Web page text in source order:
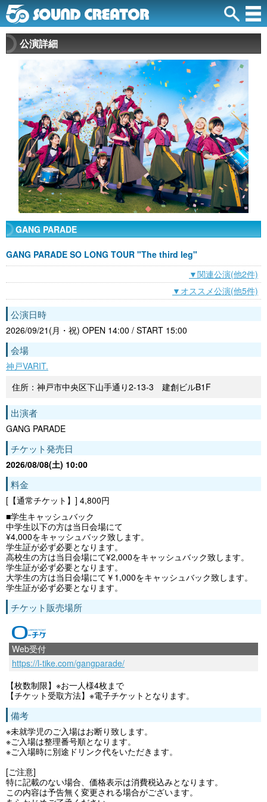
公演詳細
GANG PARADE
GANG PARADE SO LONG TOUR "The third leg"
▼関連公演(他2件)
▼オススメ公演(他5件)
公演日時
2026/09/21(月・祝) OPEN 14:00 / START 15:00
会場
神戸VARIT.
住所：神戸市中央区下山手通り2-13-3 建創ビルB1F
出演者
GANG PARADE
チケット発売日
2026/08/08(土) 10:00
料金
[【通常チケット】] 4,800円
■学生キャッシュバック
中学生以下の方は当日会場にて
¥4,000をキャッシュバック致します。
学生証が必ず必要となります。
高校生の方は当日会場にて¥2,000をキャッシュバック致します。
学生証が必ず必要となります。
大学生の方は当日会場にて￥1,000をキャッシュバック致します。
学生証が必ず必要となります。
チケット販売場所
Web受付
https://l-tike.com/gangparade/
【枚数制限】※お一人様4枚まで
【チケット受取方法】※電子チケットとなります。
備考
※未就学児のご入場はお断り致します。
※ご入場は整理番号順となります。
※ご入場時に別途ドリンク代をいただきます。
[ご注意]
特に記載のない場合、価格表示は消費税込みとなります。
この内容は予告無く変更される場合がございます。